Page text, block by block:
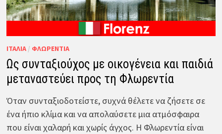
ΙΤΑΛΊΑ/ ΦΛΩΡΕΝΤΊΑ
Ως συνταξιούχος με οικογένεια και παιδιά
μεταναστεύει προς τη Φλωρεντία
Όταν συνταξιοδοτείστε, συχνά θέλετε να ζήσετε σε
ένα ήπιο κλίμα και να απολαύσετε μια ατμόσφαιρα
που είναι χαλαρή και χωρίς άγχος. Η Φλωρεντία είναι